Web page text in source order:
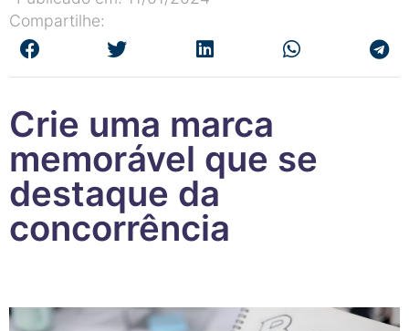
Compartilhe:
Crie uma marca
memorável que se
destaque da
concorrência